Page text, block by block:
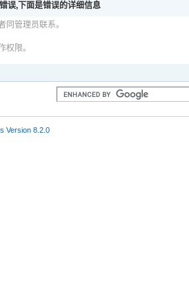
误,下面是错误的详细信息
同管理员联系。
权限。
Version 8.2.0